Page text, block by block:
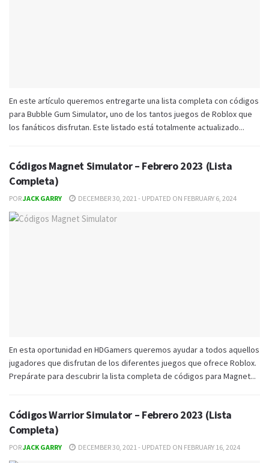
En este artículo queremos entregarte una lista completa con códigos
para Bubble Gum Simulator, uno de los tantos juegos de Roblox que
los fanáticos disfrutan. Este listado está totalmente actualizado...
Códigos Magnet Simulator – Febrero 2023 (Lista
Completa)
PORJACK GARRY DECEMBER 30, 2021 - UPDATED ON FEBRUARY 6, 2024
En esta oportunidad en HDGamers queremos ayudar a todos aquellos
jugadores que disfrutan de los diferentes juegos que ofrece Roblox.
Prepárate para descubrir la lista completa de códigos para Magnet...
Códigos Warrior Simulator – Febrero 2023 (Lista
Completa)
PORJACK GARRY DECEMBER 30, 2021 - UPDATED ON FEBRUARY 16, 2024